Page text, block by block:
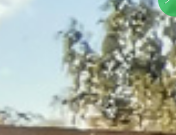
Łomnica/ koło Karpacza
Polska , Dolnośląskie, Karkonoski